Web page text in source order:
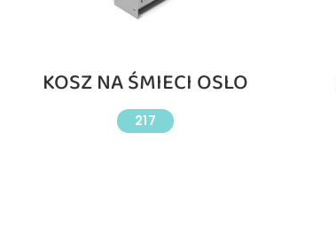
KOSZ NA ŚMIECI OSLO
217